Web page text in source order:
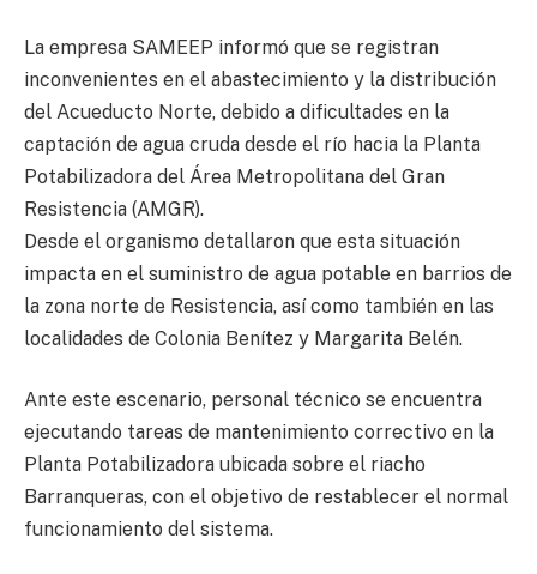
La empresa SAMEEP informó que se registran
inconvenientes en el abastecimiento y la distribución
del Acueducto Norte, debido a dificultades en la
captación de agua cruda desde el río hacia la Planta
Potabilizadora del Área Metropolitana del Gran
Resistencia (AMGR).
Desde el organismo detallaron que esta situación
impacta en el suministro de agua potable en barrios de
la zona norte de Resistencia, así como también en las
localidades de Colonia Benítez y Margarita Belén.
Ante este escenario, personal técnico se encuentra
ejecutando tareas de mantenimiento correctivo en la
Planta Potabilizadora ubicada sobre el riacho
Barranqueras, con el objetivo de restablecer el normal
funcionamiento del sistema.